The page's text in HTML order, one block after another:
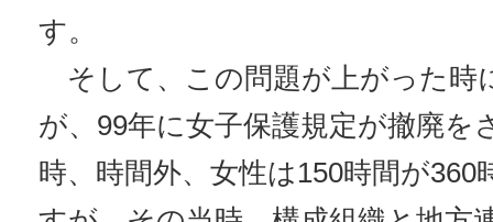
す。
そして、この問題が上がった時
が、99年に女子保護規定が撤廃を
時、時間外、女性は150時間が